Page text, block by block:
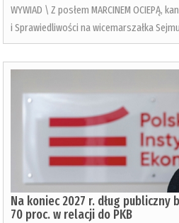
WYWIAD \ Z posłem MARCINEM OCIEPĄ,
i Sprawiedliwości na wicemarszałka
Na koniec 2027 r. dług publiczny
70 proc. w relacji do PKB